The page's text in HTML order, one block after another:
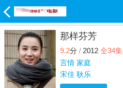
那样芬芳
9.2分 /2012 全34集
言情 家庭
宋佳 耿乐